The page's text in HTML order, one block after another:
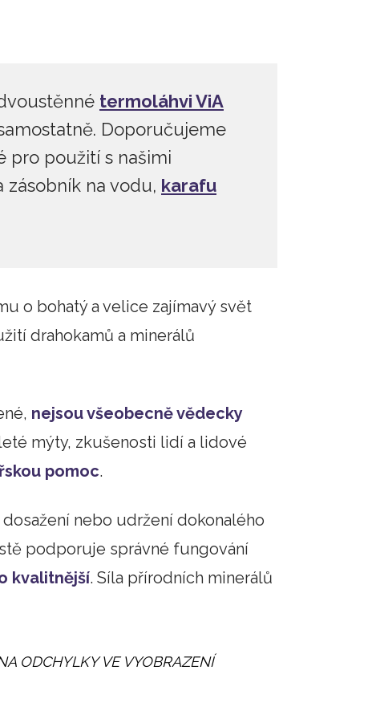
termoláhvi ViA
Doporučujeme
pro použití s našimi
zásobník na vodu, karafu
o bohatý a velice zajímavý svět
drahokamů a minerálů
nejsou všeobecně vědecky
mýty, zkušenosti lidí a lidové
pomoc.
nebo udržení dokonalého
podporuje správné fungování
kvalitnější. Síla přírodních minerálů
ODCHYLKY VE VYOBRAZENÍ